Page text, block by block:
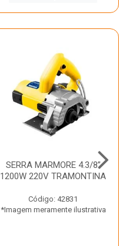
SERRA MARMORE 4.3/8”
1200W 220V TRAMONTINA
Código: 42831
*Imagem meramente ilustrativa